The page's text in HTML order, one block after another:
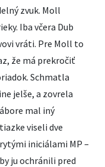
zvuk. Moll
Iba včera Dub
vráti. Pre Moll to
že má prekročiť
Schmatla
jelše, a zovrela
mal iný
viseli dve
iniciálami MP –
ju ochránili pred